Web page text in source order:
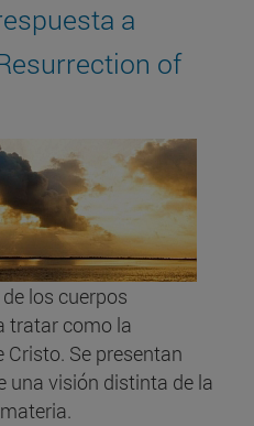
a
of
los cuerpos
tratar como la
Se presentan
una visión distinta de la